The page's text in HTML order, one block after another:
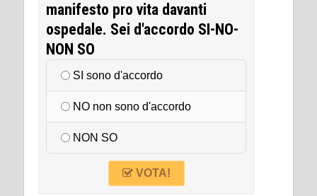
manifesto pro vita davanti
ospedale. Sei d'accordo SI-NO-
NON SO
SI sono d'accordo
NO non sono d'accordo
NON SO
VOTA!